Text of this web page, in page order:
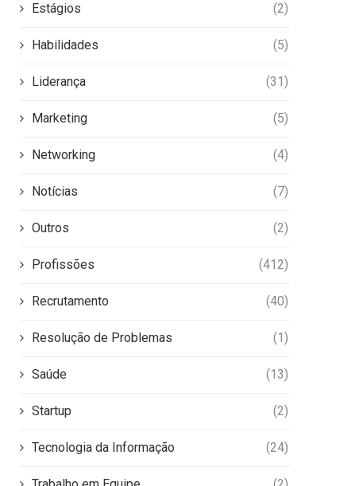
Estágios (2)
Habilidades (5)
Liderança (31)
Marketing (5)
Networking (4)
Notícias (7)
Outros (2)
Profissões (412)
Recrutamento (40)
Resolução de Problemas (1)
Saúde (13)
Startup (2)
Tecnologia da Informação (24)